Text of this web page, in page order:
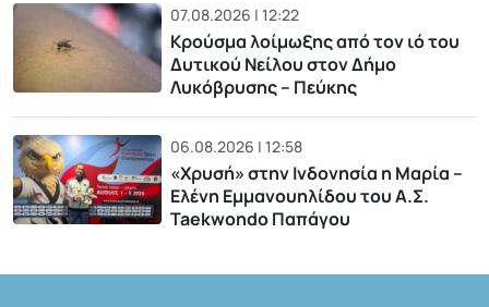
07.08.2026 | 12:22
Κρούσμα λοίμωξης από τον ιό του
Δυτικού Νείλου στον Δήμο
Λυκόβρυσης – Πεύκης
06.08.2026 | 12:58
«Χρυσή» στην Ινδονησία η Μαρία –
Ελένη Εμμανουηλίδου του Α.Σ.
Taekwondo Παπάγου